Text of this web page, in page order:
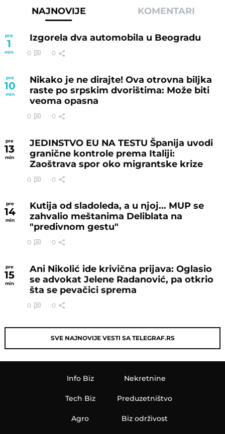
NAJNOVIJE KOMENTARI
pre
1
min
Izgorela dva automobila u Beogradu
0 0
pre
10
min
Nikako je ne dirajte! Ova otrovna biljka
raste po srpskim dvorištima: Može biti
veoma opasna
0 0
pre
13
min
JEDINSTVO EU NA TESTU Španija uvodi
granične kontrole prema Italiji:
Zaoštrava spor oko migrantske krize
0 0
pre
14
min
Kutija od sladoleda, a u njoj... MUP se
zahvalio meštanima Deliblata na
"predivnom gestu"
0 0
pre
15
min
Ani Nikolić ide krivična prijava: Oglasio
se advokat Jelene Radanović, pa otkrio
šta se pevačici sprema
0 0
SVE NAJNOVIJE VESTI SA TELEGRAF.RS
Info Biz
Tech Biz
Agro
Nekretnine
Preduzetništvo
Biz održivost